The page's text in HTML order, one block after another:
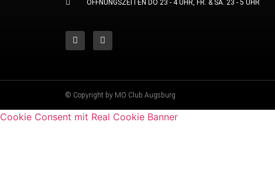
ÖFFNUNGSZEITEN DO 23 - 4 UHR, FR. & SA. 23 - 5 UHR
© Copyright by MO Club Augsburg
Cookie Consent mit Real Cookie Banner